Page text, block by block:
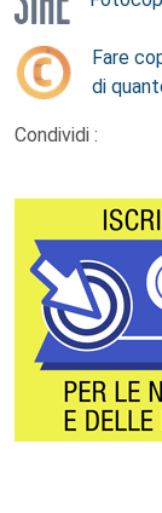
Fare
di
Condividi :